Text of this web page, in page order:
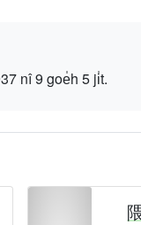
nî 9 goe̍h 5 ji̍t.